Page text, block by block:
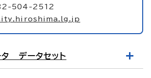
504-2512
データセット